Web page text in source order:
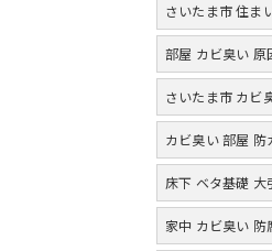
さいたま市 住ま
部屋 カビ臭い 原
さいたま市 カビ
カビ臭い 部屋
床下 ベタ基礎 大
家中 カビ臭い 防